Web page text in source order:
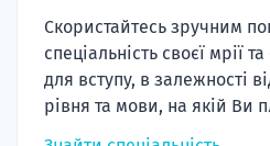
Скористайтесь зручним
спеціальність своєї мрії
для вступу, в залежності
рівня та мови, на якій Ви